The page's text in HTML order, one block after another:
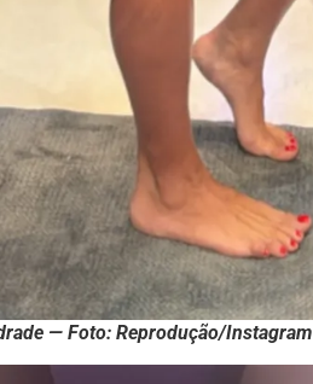
— Foto: Reprodução/Instagram